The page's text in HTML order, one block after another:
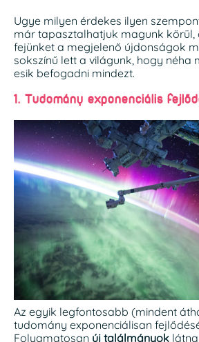
Ugye milyen érdekes ilyen
már tapasztalhatjuk magunk
fejünket a megjelenő újdonságok
sokszínű lett a világunk, hogy néha
esik befogadni mindezt.
1. Tudomány exponenciális
Az egyik legfontosabb (mindent
tudomány exponenciálisan
Folyamatosan új találmányok